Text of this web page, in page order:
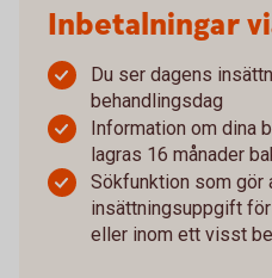
Inbetalningar
Du ser dagens
behandlingsdag
Information om dina
lagras 16 månader
Sökfunktion som gör
insättningsuppgift
eller inom ett visst